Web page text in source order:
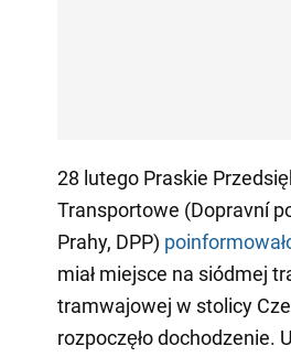
28 lutego Praskie
Transportowe (Dopravní
Prahy, DPP)
miał miejsce na siódmej
tramwajowej w stolicy
rozpoczęło dochodzenie.